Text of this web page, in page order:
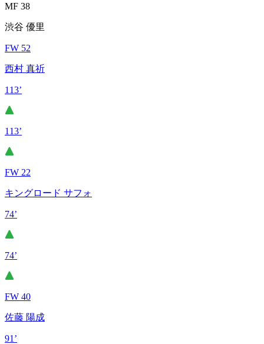
MF 38
渋谷 優里
FW 52
西村 真祈
113’
113’
FW 22
キングロード サフォ
74’
74’
FW 40
佐藤 陽成
91’